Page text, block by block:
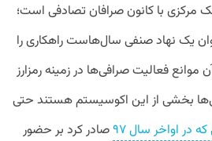
مرکزی با کانونصرافان تصادفی است؛
یک نهادصنفی سال‌هاستراهکاریرا
موانعفعالیتصرافی‌ها درزمینهرمزارز
بخشی از این اکوسیستمهستند حتی
که در اواخر سال۹۷صادرکرد بر حضور